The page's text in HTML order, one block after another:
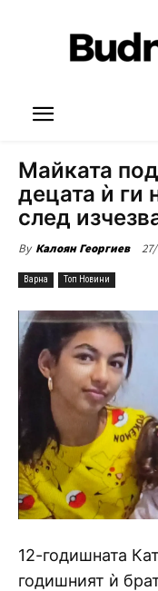
Майката
децата ѝ ги
след
By Калоян Георгиев
Варна Топ Новини
12-годишната
годишният ѝ